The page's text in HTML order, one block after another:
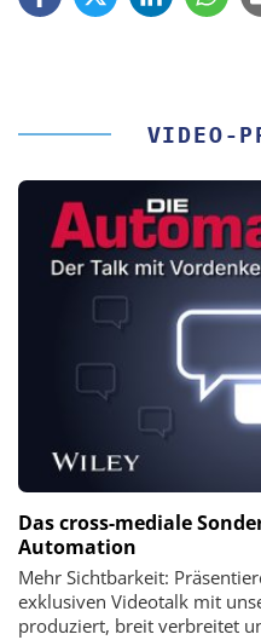
VIDEO-
Das cross-mediale
Automation
Mehr Sichtbarkeit:
exklusiven Videotalk mit
produziert, breit verbreitet